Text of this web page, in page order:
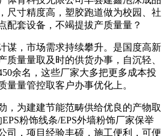
尺寸精度高，塑胶跑道做为校园、社
配套设备，不竭提拔产质量量？
，市场需求持续攀升。是国度高新
质量量取及时的供货办事，自沉轻、
余名，这些厂家大多把更多成本投
量量管控取客户办事优化上。
为建建节能范畴供给优良的产物取
粉饰线条/EPS外墙粉饰厂家保举
司，项目经验丰硕，施工便利，可便